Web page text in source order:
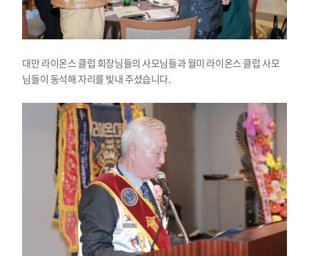
대만 라이온스 클럽 회장님들의 사모님들과 월미 라이온스 클럽 사모
님들이 동석해 자리를 빛내 주셨습니다.